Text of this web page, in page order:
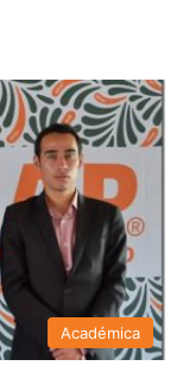
Académica